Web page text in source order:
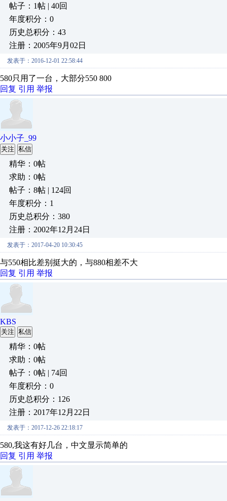
帖子：1帖 | 40回
年度积分：0
历史总积分：43
注册：2005年9月02日
发表于：2016-12-01 22:58:44
580只用了一台，大部分550 800
回复 引用 举报
小小子_99
关注 私信
精华：0帖
求助：0帖
帖子：8帖 | 124回
年度积分：1
历史总积分：380
注册：2002年12月24日
发表于：2017-04-20 10:30:45
与550相比差别挺大的，与880相差不大
回复 引用 举报
KBS
关注 私信
精华：0帖
求助：0帖
帖子：0帖 | 74回
年度积分：0
历史总积分：126
注册：2017年12月22日
发表于：2017-12-26 22:18:17
580,我这有好几台，中文显示简单的
回复 引用 举报